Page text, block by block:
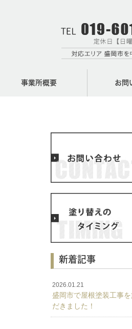
事業所概要 お問
新着記事
2026.01.21
盛岡市で屋根塗装工事
だきました！